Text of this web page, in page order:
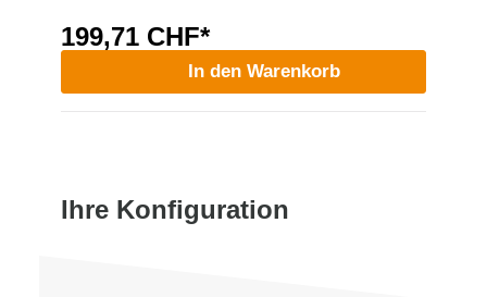
199,71 CHF*
In den Warenkorb
Ihre Konfiguration